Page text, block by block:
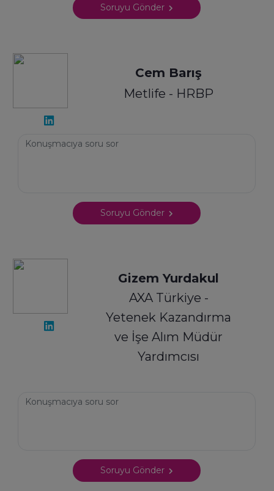
Soruyu Gönder
Cem Barış
Metlife - HRBP
Soruyu Gönder
Gizem Yurdakul
AXA Türkiye -
Yetenek Kazandırma
ve İşe Alım Müdür
Yardımcısı
Soruyu Gönder